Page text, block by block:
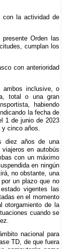
con la actividad de
Orden las
cumplan los
con anterioridad
ambos inclusive, o
total o una gran
habiendo
la fecha de
1 de junio de 2023
cinco años.
diez años de una
en autobús
con un máximo
en ningún
no obstante, una
un plazo que no
vigentes las
en el momento
otorgamiento de la
cuando se
nacional para
TD, de que fuera